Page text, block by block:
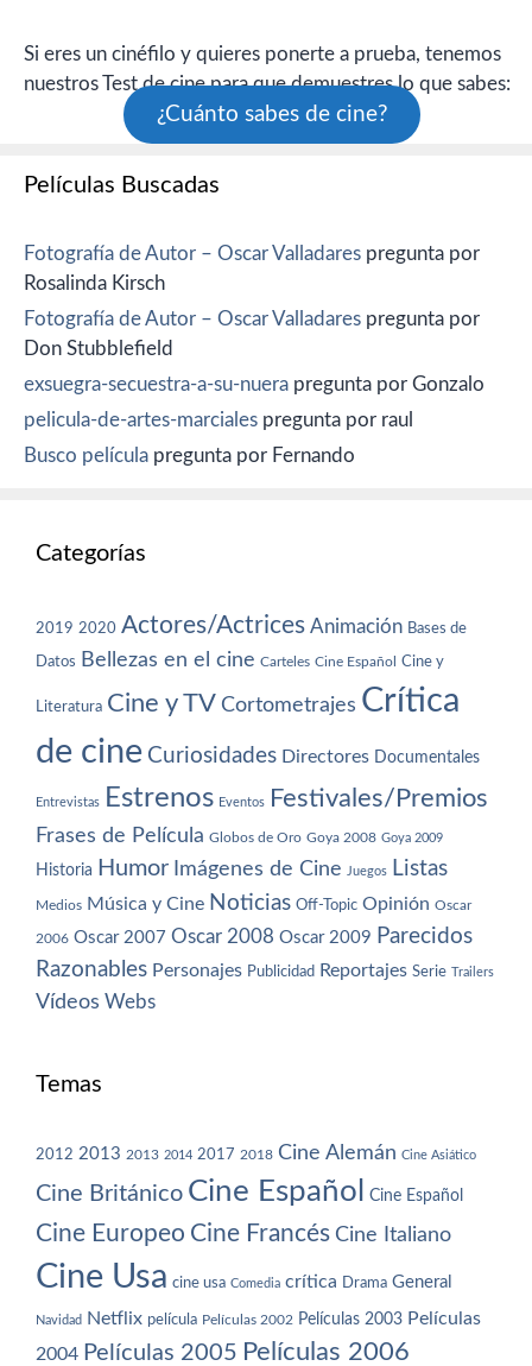
Si eres un cinéfilo y quieres ponerte a prueba, tenemos
nuestros Test de cine para que demuestres lo que sabes:
¿Cuánto sabes de cine?
Películas Buscadas
Fotografía de Autor – Oscar Valladares pregunta por
Rosalinda Kirsch
Fotografía de Autor – Oscar Valladares pregunta por
Don Stubblefield
exsuegra-secuestra-a-su-nuera pregunta por Gonzalo
pelicula-de-artes-marciales pregunta por raul
Busco película pregunta por Fernando
Categorías
2019 2020 Actores/Actrices Animación Bases de
Datos Bellezas en el cine Carteles Cine Español Cine y
Literatura Cine y TV Cortometrajes Crítica
de cine Curiosidades Directores Documentales
Entrevistas Estrenos Eventos Festivales/Premios
Frases de Película Globos de Oro Goya 2008 Goya 2009
Historia Humor Imágenes de Cine Juegos Listas
Medios Música y Cine Noticias Off-Topic Opinión Oscar
2006 Oscar 2007 Oscar 2008 Oscar 2009 Parecidos
Razonables Personajes Publicidad Reportajes Serie Trailers
Vídeos Webs
Temas
2012 2013 2013 2014 2017 2018 Cine Alemán Cine Asiático
Cine Británico Cine Español Cine Español
Cine Europeo Cine Francés Cine Italiano
Cine Usa cine usa Comedia crítica Drama General
Navidad Netflix película Películas 2002 Películas 2003 Películas
2004 Películas 2005 Películas 2006